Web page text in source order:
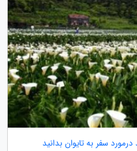
سفر به تایوان بدانید